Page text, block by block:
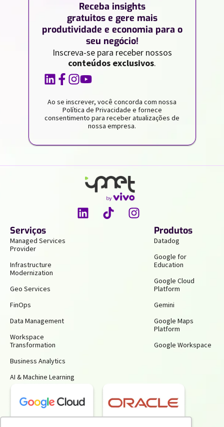
Receba insights
gratuitos e gere mais
produtividade e economia para o
seu negócio!
Inscreva-se para receber nossos
conteúdos exclusivos.
Ao se inscrever, você concorda com nossa
Política de Privacidade e fornece
consentimento para receber atualizações de
nossa empresa.
Serviços
Managed Services
Provider
Infrastructure
Modernization
Geo Services
FinOps
Data Management
Workspace
Transformation
Business Analytics
AI & Machine Learning
Produtos
Datadog
Google for
Education
Google Cloud
Platform
Gemini
Google Maps
Platform
Google Workspace